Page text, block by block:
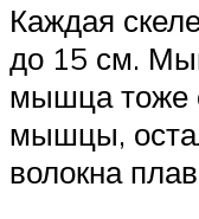
Каждая
до 15 см.
мышца тоже
мышцы,
волокна